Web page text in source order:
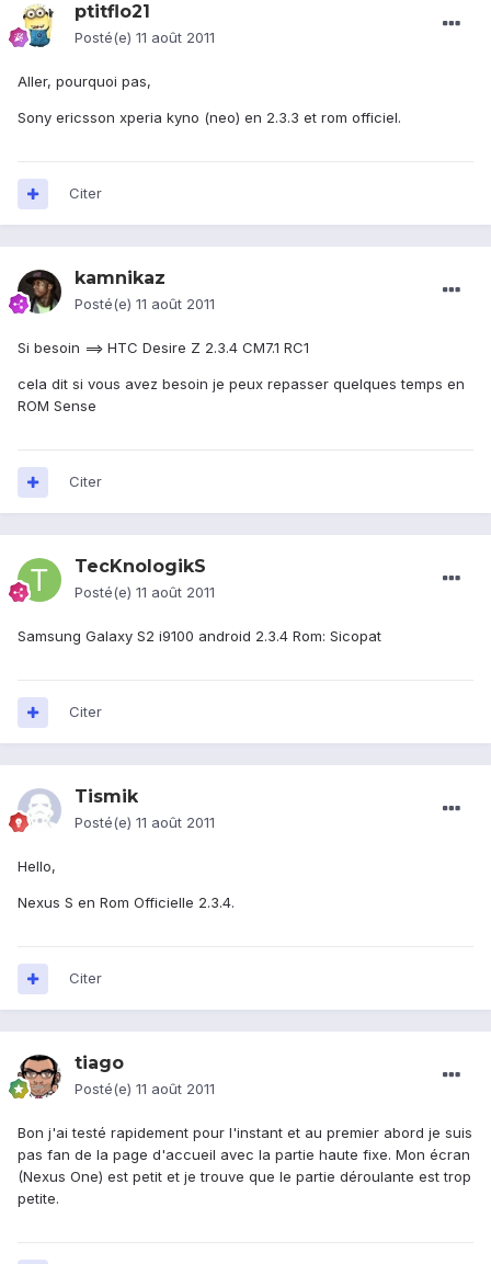
ptitflo21
Posté(e) 11 août 2011
Aller, pourquoi pas,
Sony ericsson xperia kyno (neo) en 2.3.3 et rom officiel.
Citer
kamnikaz
Posté(e) 11 août 2011
Si besoin ==> HTC Desire Z 2.3.4 CM7.1 RC1
cela dit si vous avez besoin je peux repasser quelques temps en
ROM Sense
Citer
TecKnologikS
Posté(e) 11 août 2011
Samsung Galaxy S2 i9100 android 2.3.4 Rom: Sicopat
Citer
Tismik
Posté(e) 11 août 2011
Hello,
Nexus S en Rom Officielle 2.3.4.
Citer
tiago
Posté(e) 11 août 2011
Bon j'ai testé rapidement pour l'instant et au premier abord je suis
pas fan de la page d'accueil avec la partie haute fixe. Mon écran
(Nexus One) est petit et je trouve que le partie déroulante est trop
petite.